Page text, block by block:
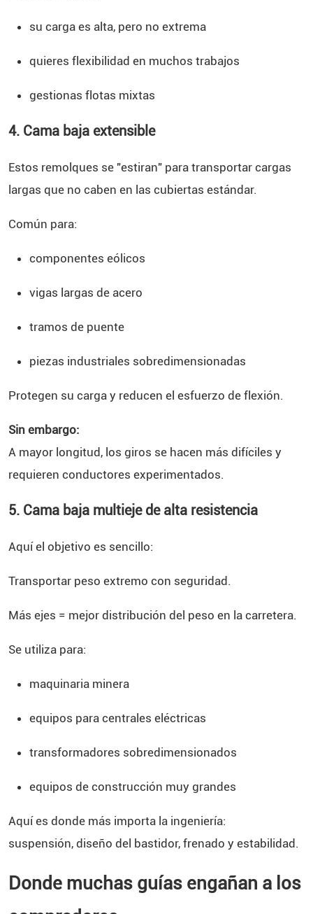
su carga es alta, pero no extrema
quieres flexibilidad en muchos trabajos
gestionas flotas mixtas
4. Cama baja extensible
Estos remolques se "estiran" para transportar cargas
largas que no caben en las cubiertas estándar.
Común para:
componentes eólicos
vigas largas de acero
tramos de puente
piezas industriales sobredimensionadas
Protegen su carga y reducen el esfuerzo de flexión.
Sin embargo:
A mayor longitud, los giros se hacen más difíciles y
requieren conductores experimentados.
5. Cama baja multieje de alta resistencia
Aquí el objetivo es sencillo:
Transportar peso extremo con seguridad.
Más ejes = mejor distribución del peso en la carretera.
Se utiliza para:
maquinaria minera
equipos para centrales eléctricas
transformadores sobredimensionados
equipos de construcción muy grandes
Aquí es donde más importa la ingeniería:
suspensión, diseño del bastidor, frenado y estabilidad.
Donde muchas guías engañan a los